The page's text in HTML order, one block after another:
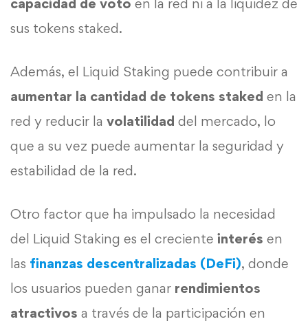
sus tokens staked.
Además, el Liquid Staking puede contribuir a
aumentar la cantidad de tokens staked en la
red y reducir la volatilidad del mercado, lo
que a su vez puede aumentar la seguridad y
estabilidad de la red.
Otro factor que ha impulsado la necesidad
del Liquid Staking es el creciente interés en
las finanzas descentralizadas (DeFi), donde
los usuarios pueden ganar rendimientos
atractivos a través de la participación en